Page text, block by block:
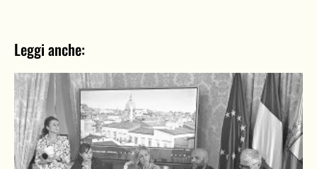
Leggi anche: